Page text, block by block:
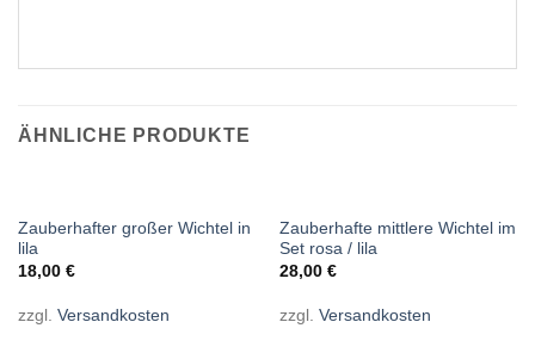
ÄHNLICHE PRODUKTE
NICHT VORRÄTIG
Zauberhafter großer Wichtel in
lila
18,00 €
zzgl. Versandkosten
NICHT VORRÄTIG
Zauberhafte mittlere Wichtel im
Set rosa / lila
28,00 €
zzgl. Versandkosten